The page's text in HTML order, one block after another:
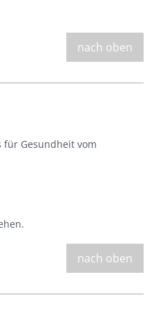
nach oben
für Gesundheit vom
nach oben